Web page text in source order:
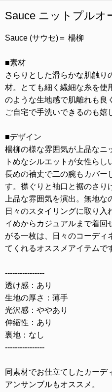
Sauce ニットプルオ
Sauce (サウセ)＝ 楊柳
■素材
さらりとした滑らかな肌触り
材。とても細く繊細な糸を使
のような生地感で肌離れも良
ご自宅で手洗いできるのも嬉
■デザイン
楊柳の様な雰囲気が上品なニ
トめなシルエットが女性らし
長めの袖丈で二の腕もカバー
す。襟ぐりと袖口と裾のさり
上品な雰囲気を演出。無地な
日々のスタイリングに取り入
イめからカジュアルまで着回
がる一枚は、日々のコーディ
てくれるオススメアイテムで
----------------
透け感：あり
生地の厚さ：薄手
光沢感：ややあり
伸縮性：あり
裏地：なし
----------------
同素材でお仕立てしたカーデ
アンサンブルもオススメ。